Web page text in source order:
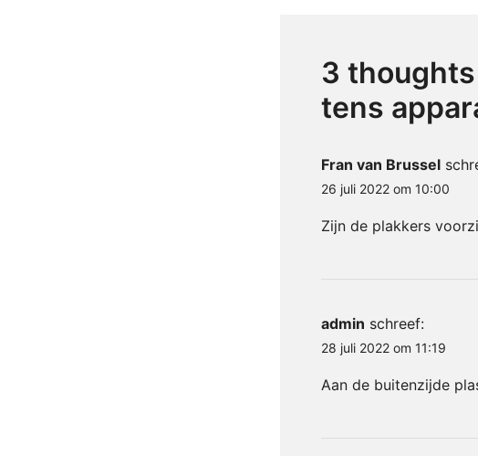
3 thoughts
tens
Fran van Brussel
26 juli 2022 om 10:00
Zijn de plakkers
admin schreef:
28 juli 2022 om 11:19
Aan de buitenzijde